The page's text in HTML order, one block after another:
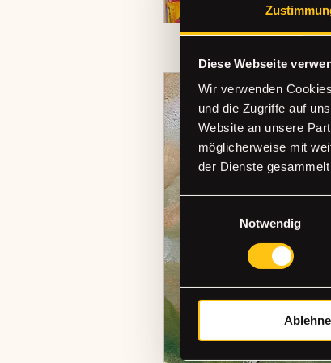
Diese Webseite
Wir verwenden
und die Zugriffe auf
Website an unsere
möglicherweise mit
der Dienste gesammelt
Einwilligungsauswahl
Notwendig